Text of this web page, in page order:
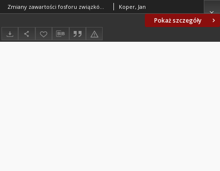
Pokaż szczegóły
Zmiany zawartości fosforu związków organicznych i jego frakcji w glebie wywołane wieloletnim nawożeniem organicznym Koper, Jan